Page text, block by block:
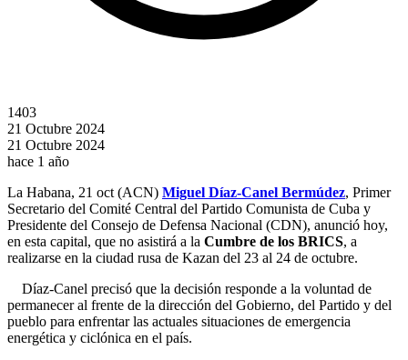
1403
21 Octubre 2024
21 Octubre 2024
hace 1 año
La Habana, 21 oct (ACN) Miguel Díaz-Canel Bermúdez, Primer
Secretario del Comité Central del Partido Comunista de Cuba y
Presidente del Consejo de Defensa Nacional (CDN), anunció hoy,
en esta capital, que no asistirá a la Cumbre de los BRICS, a
realizarse en la ciudad rusa de Kazan del 23 al 24 de octubre.
Díaz-Canel precisó que la decisión responde a la voluntad de
permanecer al frente de la dirección del Gobierno, del Partido y del
pueblo para enfrentar las actuales situaciones de emergencia
energética y ciclónica en el país.